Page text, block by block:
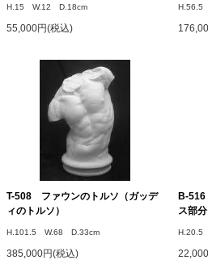
H.15 W.12 D.18cm
55,000円(税込)
H.56.5
T-508 ファウンのトルソ（ガッデ
ィのトルソ）
H.101.5 W.68 D.33cm
385,000円(税込)
B-
ス部分
H.20.5